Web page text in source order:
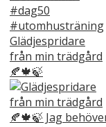
Glädjespridare
från min trädgård
🍂🍁🍃